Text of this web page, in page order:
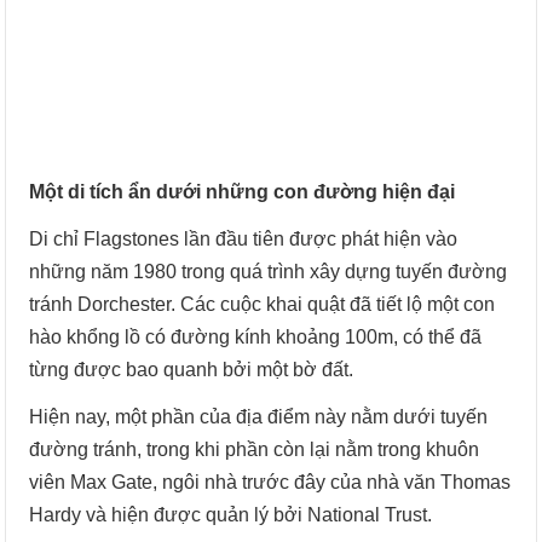
Một di tích ẩn dưới những con đường hiện đại
Di chỉ Flagstones lần đầu tiên được phát hiện vào
những năm 1980 trong quá trình xây dựng tuyến đường
tránh Dorchester. Các cuộc khai quật đã tiết lộ một con
hào khổng lồ có đường kính khoảng 100m, có thể đã
từng được bao quanh bởi một bờ đất.
Hiện nay, một phần của địa điểm này nằm dưới tuyến
đường tránh, trong khi phần còn lại nằm trong khuôn
viên Max Gate, ngôi nhà trước đây của nhà văn Thomas
Hardy và hiện được quản lý bởi National Trust.